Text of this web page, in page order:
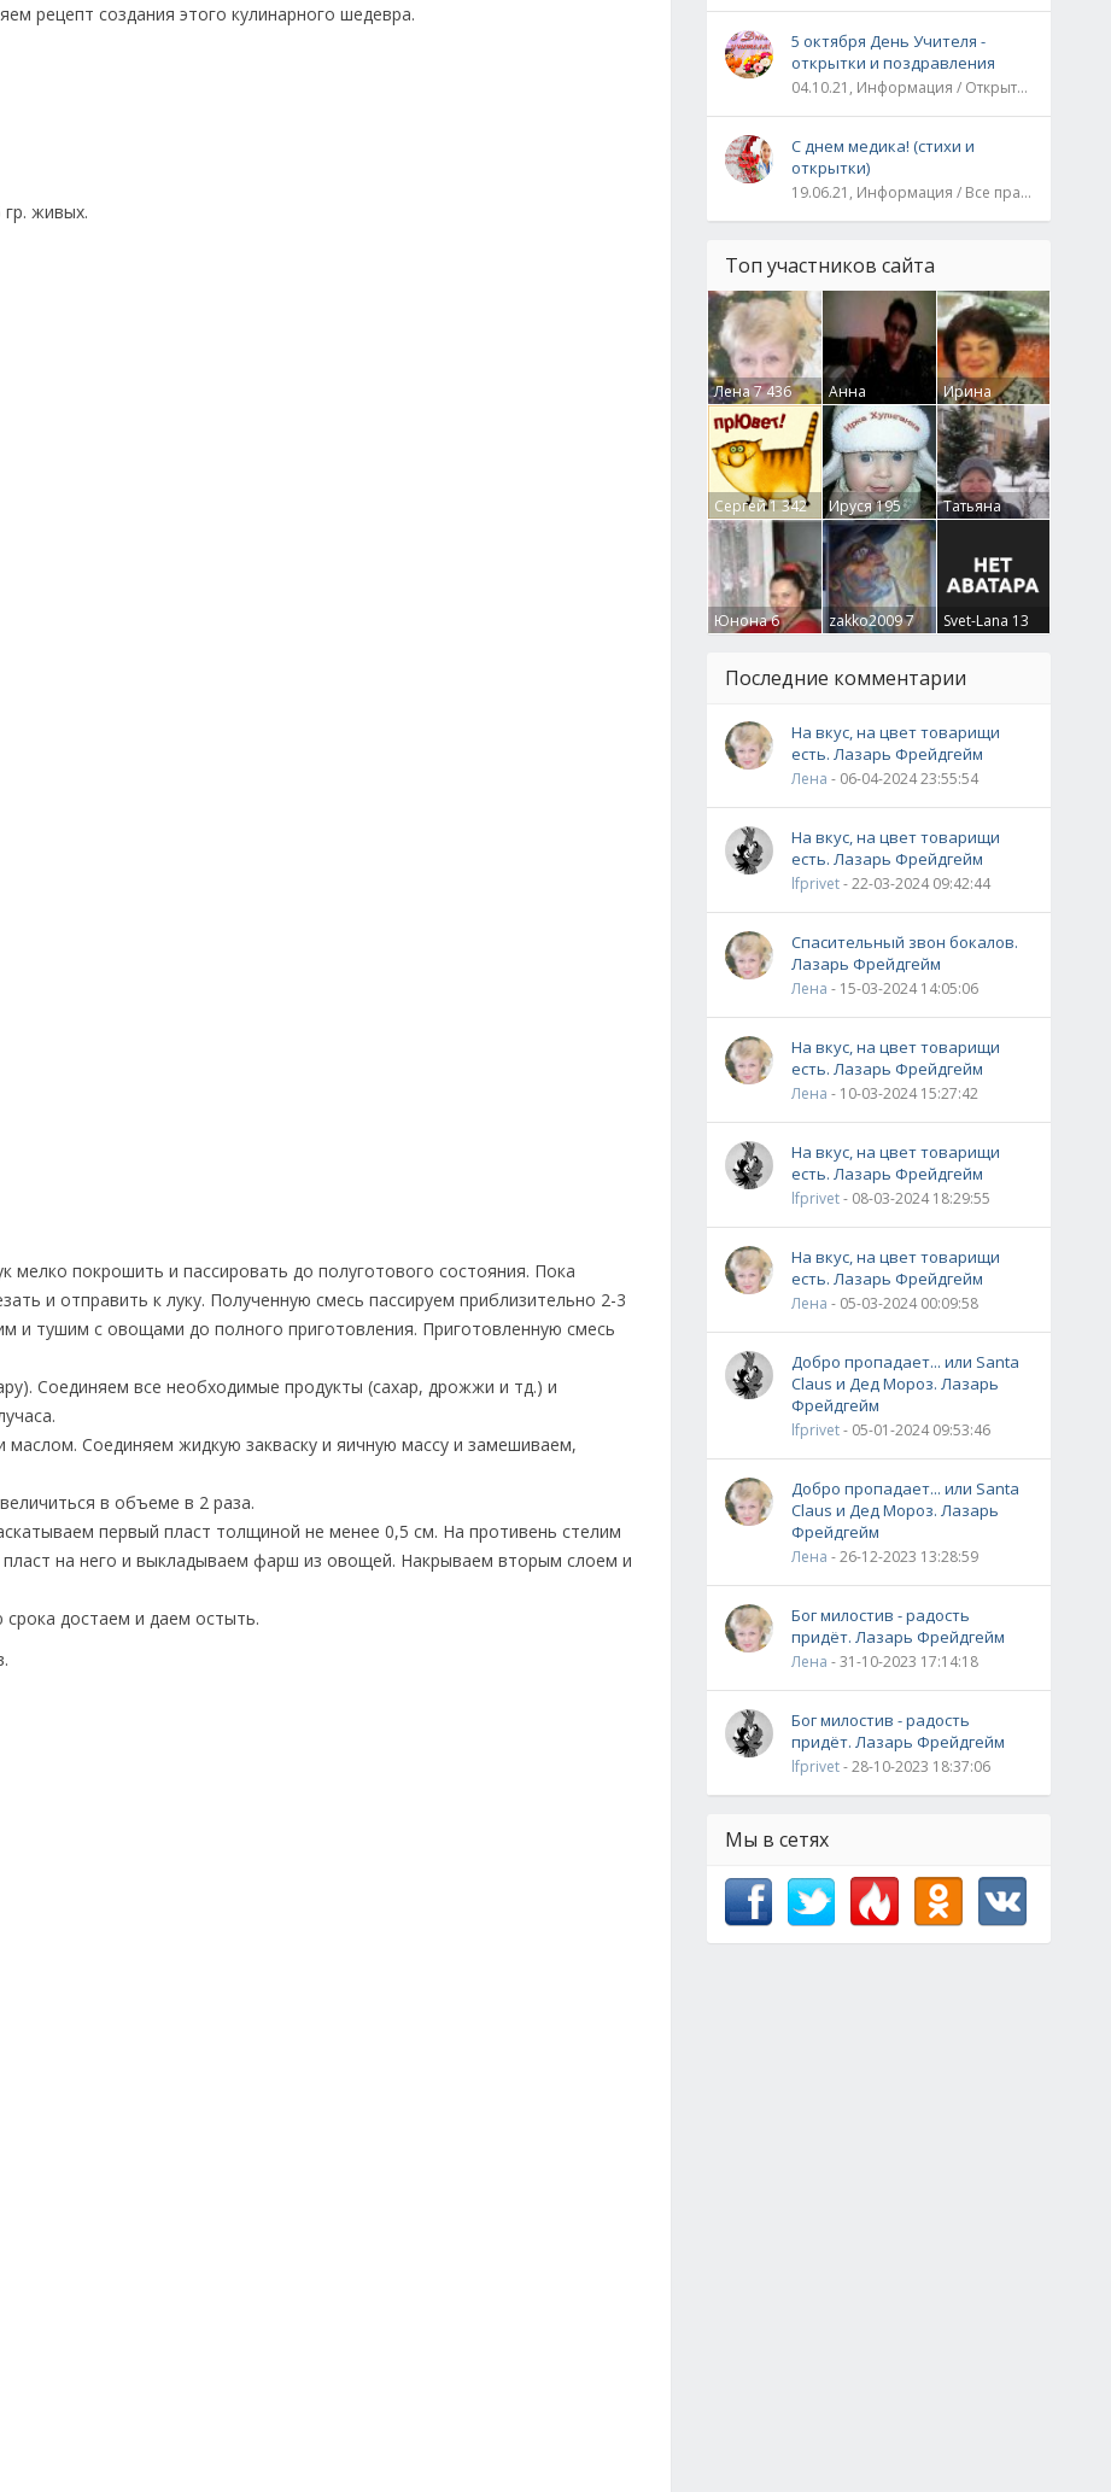
рецепт создания этого кулинарного шедевра.
живых.
покрошить и пассировать до полуготового состояния. Пока
и отправить к луку. Полученную смесь пассируем приблизительно 2-3
и тушим с овощами до полного приготовления. Приготовленную смесь
Соединяем все необходимые продукты (сахар, дрожжи и тд.) и
маслом. Соединяем жидкую закваску и яичную массу и замешиваем,
в объеме в 2 раза.
первый пласт толщиной не менее 0,5 см. На противень стелим
на него и выкладываем фарш из овощей. Накрываем вторым слоем и
достаем и даем остыть.
5 октября День Учителя -
открытки и поздравления
04.10.21, Информация / Открытки / Все праздники
С днем медика! (стихи и
открытки)
19.06.21, Информация / Все праздники
Топ участников сайта
Лена7 436
Анна
Гумлевая0
Ирина
Бруцкая41
Сергей1 342 Ируся195
Татьяна
Крючкова0
Юнона6 zakko20097 Svet-Lana 13
Последние комментарии
На вкус, на цвет товарищи
есть. Лазарь Фрейдгейм
Лена - 06-04-2024 23:55:54
На вкус, на цвет товарищи
есть. Лазарь Фрейдгейм
lfprivet- 22-03-2024 09:42:44
Спасительный звон бокалов.
Лазарь Фрейдгейм
Лена - 15-03-2024 14:05:06
На вкус, на цвет товарищи
есть. Лазарь Фрейдгейм
Лена - 10-03-2024 15:27:42
На вкус, на цвет товарищи
есть. Лазарь Фрейдгейм
lfprivet- 08-03-2024 18:29:55
На вкус, на цвет товарищи
есть. Лазарь Фрейдгейм
Лена - 05-03-2024 00:09:58
Добро пропадает... или Santa
Claus и Дед Мороз. Лазарь
Фрейдгейм
lfprivet- 05-01-2024 09:53:46
Добро пропадает... или Santa
Claus и Дед Мороз. Лазарь
Фрейдгейм
Лена - 26-12-2023 13:28:59
Бог милостив - радость
придёт. Лазарь Фрейдгейм
Лена - 31-10-2023 17:14:18
Бог милостив - радость
придёт. Лазарь Фрейдгейм
lfprivet- 28-10-2023 18:37:06
Мы в сетях